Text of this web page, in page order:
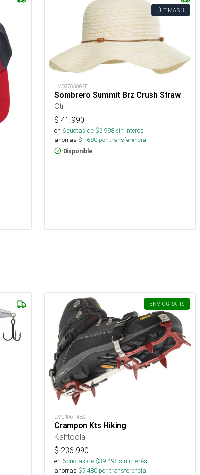
ÚLTIMAS 3
LMO270506FE
Sombrero Summit Brz Crush Straw
Ctr
$ 41.990
en 6cuotas de $6.998sin interés
ahorras $1.680 por transferencia.
Disponible
ENVÍOGRATIS
LM010614BA
Crampon Kts Hiking
Kahtoola
$ 236.990
en 6cuotas de $39.498sin interés
ahorras $9.480 por transferencia.